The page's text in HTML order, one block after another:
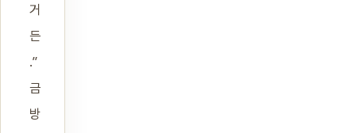
거
든
.”
금
방